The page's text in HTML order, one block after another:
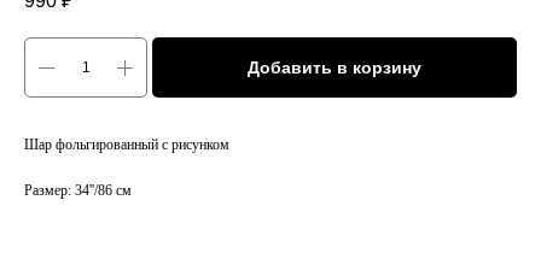
Добавить в корзину
Шар фольгированный с рисунком
Размер: 34''/86 см